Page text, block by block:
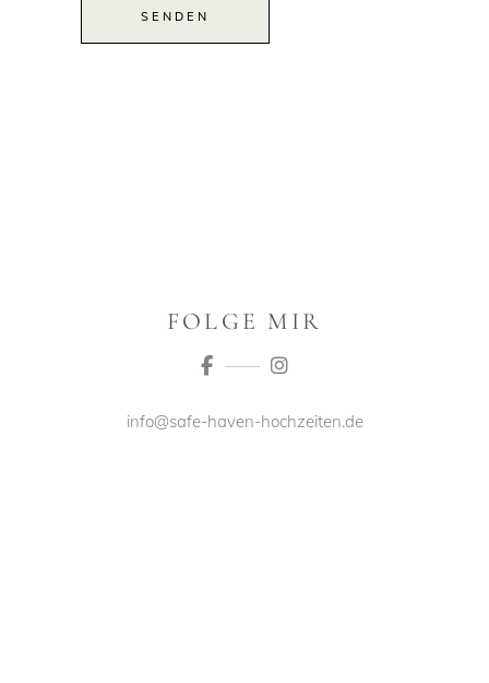
SENDEN
FOLGE MIR
info@safe-haven-hochzeiten.de